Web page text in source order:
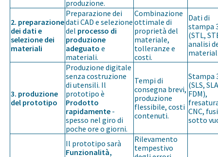
produzione.
2. preparazione
dei dati e
selezione dei
materiali
Preparazione dei
dati CAD e selezione
del processo di
produzione
adeguato e
materiali.
Combinazione
ottimale di
proprietà del
materiale,
tolleranze e
costi.
Dati di
stampa
(STL,
analisi
3. produzione
del prototipo
Produzione digitale
senza costruzione
di utensili. Il
prototipo è
Prodotto
rapidamente -
spesso nel giro di
poche ore o giorni.
Tempi di
consegna brevi,
produzione
flessibile, costi
contenuti.
Stampa
(SLS,
FDM),
CNC,
sotto
Il prototipo sarà
Funzionalità,
Rilevamento
tempestivo